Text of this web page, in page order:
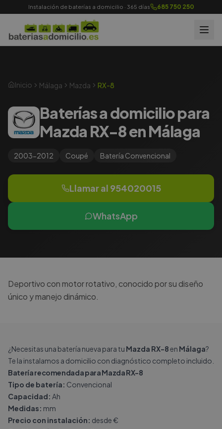
Instalación de baterías a domicilio · 365 días 685 750 250
Inicio Málaga Mazda RX-8
Baterías a domicilio para
Mazda RX-8 en Málaga
2003-2012 Coupé Batería Convencional
Llamar al 954020015
WhatsApp
Deportivo con motor rotativo, conocido por su diseño
único y manejo dinámico.
¿Necesitas una batería nueva para tu Mazda RX-8en Málaga?
Te la instalamos a domicilio con diagnóstico completo incluido.
Batería recomendada para Mazda RX-8
Tipo de batería: Convencional
Capacidad: Ah
Medidas: mm
Precio con instalación: desde €